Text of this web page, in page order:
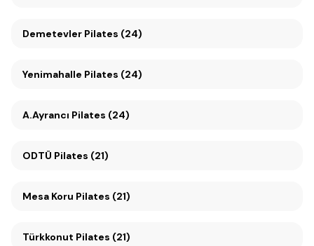
Demetevler Pilates (24)
Yenimahalle Pilates (24)
A.Ayrancı Pilates (24)
ODTÜ Pilates (21)
Mesa Koru Pilates (21)
Türkkonut Pilates (21)